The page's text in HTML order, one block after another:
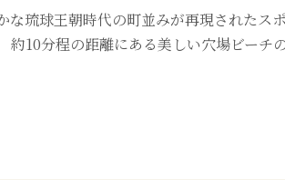
な琉球王朝時代の町並みが再現されたス
約10分程の距離にある美しい穴場ビーチ